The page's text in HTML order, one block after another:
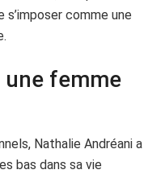
comme une
une femme
Nathalie Andréani a
bas dans sa vie